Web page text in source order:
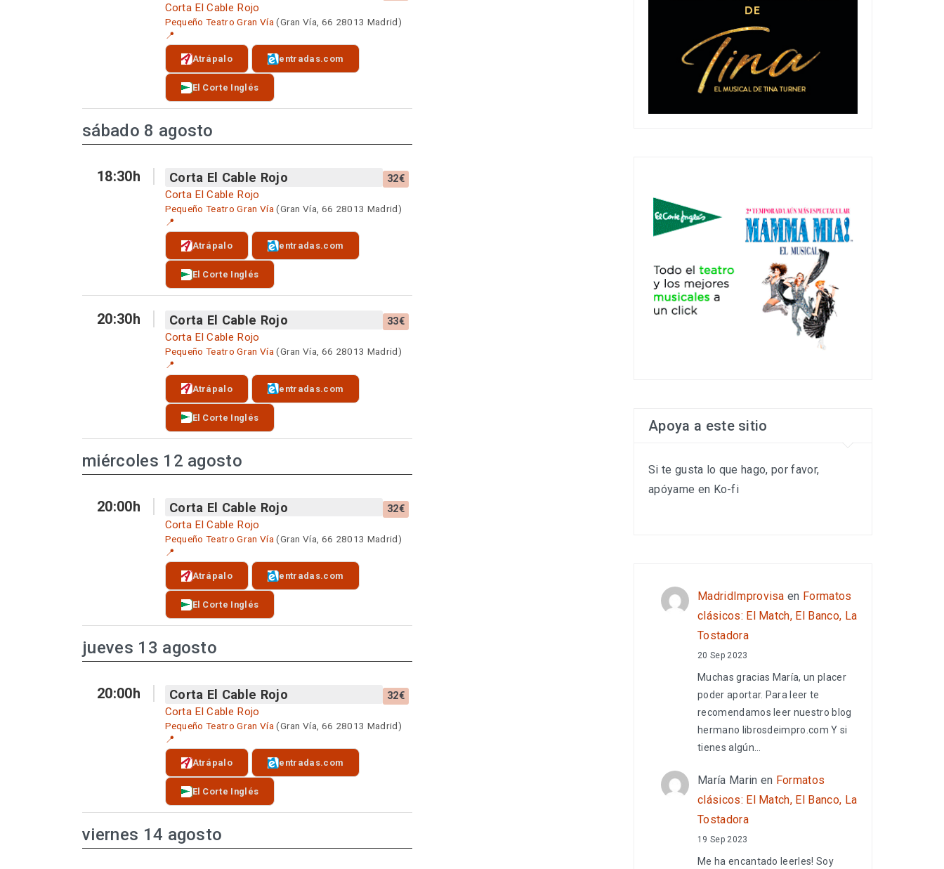
Corta El Cable Rojo
Pequeño Teatro Gran Vía (Gran Vía, 66 28013 Madrid)
📍
Atrápalo entradas.com
El Corte Inglés
sábado 8 agosto
18:30h Corta El Cable Rojo 32€
Corta El Cable Rojo
Pequeño Teatro Gran Vía (Gran Vía, 66 28013 Madrid)
📍
Atrápalo entradas.com
El Corte Inglés
20:30h Corta El Cable Rojo 33€
Corta El Cable Rojo
Pequeño Teatro Gran Vía(Gran Vía, 66 28013 Madrid)
📍
Atrápalo entradas.com
El Corte Inglés
miércoles 12 agosto
20:00h Corta El Cable Rojo 32€
Corta El Cable Rojo
Pequeño Teatro Gran Vía (Gran Vía, 66 28013 Madrid)
📍
Atrápalo entradas.com
El Corte Inglés
jueves 13 agosto
20:00h Corta El Cable Rojo 32€
Corta El Cable Rojo
Pequeño Teatro Gran Vía (Gran Vía, 66 28013 Madrid)
📍
Atrápalo entradas.com
El Corte Inglés
viernes 14 agosto
Apoya a este sitio
Si te gusta lo que hago, por favor,
apóyame en Ko-fi
MadridImprovisa en Formatos
clásicos: El Match, El Banco, La
Tostadora
20 Sep 2023
Muchas gracias María, un placer
poder aportar. Para leer te
recomendamos leer nuestro blog
hermano librosdeimpro.com Y si
tienes algún…
María Marin en Formatos
clásicos: El Match, El Banco, La
Tostadora
19 Sep 2023
Me ha encantado leerles! Soy